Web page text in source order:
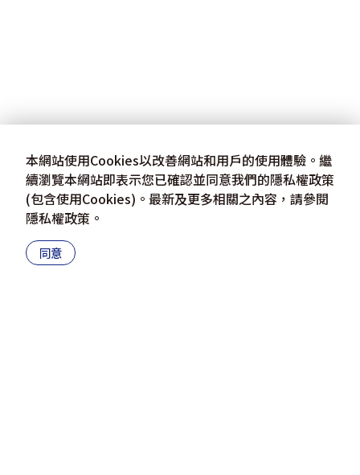
本網站使用Cookies以改善網站和用戶的使用體驗。繼
續瀏覽本網站即表示您已確認並同意我們的隱私權政策
(包含使用Cookies)。最新及更多相關之內容，請參閱
隱私權政策 。
同意